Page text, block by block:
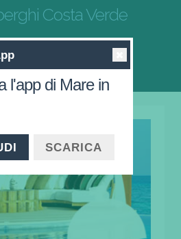
Costa Verde
l'app di Mare in
SCARICA